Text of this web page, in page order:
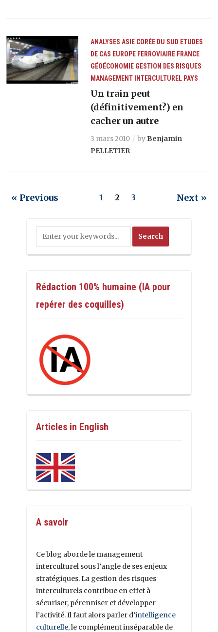
ANALYSES ASIE CORÉE DU SUD ETUDES
DE CAS EUROPE FERROVIAIRE FRANCE
GÉOÉCONOMIE GESTION DES RISQUES
MANAGEMENT INTERCULTUREL PAYS
Un train peut
(définitivement?) en
cacher un autre
3 mars 2010 by Benjamin
PELLETIER
« Previous 1 2 3 Next »
Rédaction 100% humaine (IA pour
repérer des coquilles)
Articles in English
A savoir
Ce blog aborde le management
interculturel sous l’angle de ses enjeux
stratégiques. La gestion des risques
interculturels contribue en effet à
sécuriser, pérenniser et développer
l’activité. Il faut alors parler d’intelligence
culturelle, le complément inséparable de